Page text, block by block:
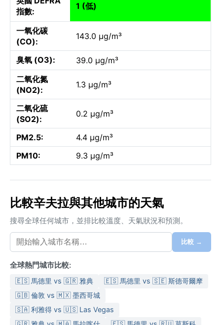
指數:
1 (低)
一氧化碳
(CO):
143.0 µg/m³
臭氧 (O3):
39.0 µg/m³
二氧化氮
(NO2):
1.3 µg/m³
二氧化硫
(SO2):
0.2 µg/m³
PM2.5:
4.4 µg/m³
PM10:
9.3 µg/m³
比較辛夫拉與其他城市的天氣
搜尋全球任何城市，並排比較溫度、天氣狀況和預測。
比較 →
全球熱門城市比較:
🇪🇸 馬德里 vs 🇬🇷 雅典
🇪🇸 馬德里 vs 🇸🇪 斯德哥爾摩
🇬🇧 倫敦 vs 🇲🇽 墨西哥城
🇸🇦 利雅得 vs 🇺🇸 Las Vegas